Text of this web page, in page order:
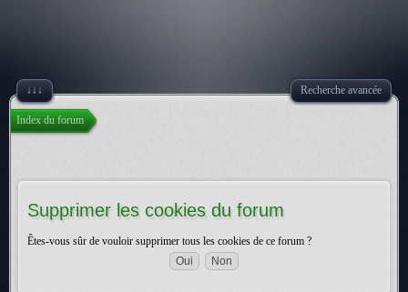
↓↓↓ Recherche avancée
Index du forum
Supprimer les cookies du forum
Êtes-vous sûr de vouloir supprimer tous les cookies de ce forum ?